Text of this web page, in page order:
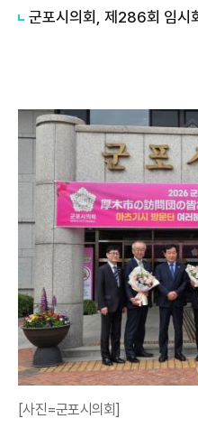
군포시의회, 제286회 임시
[사진=군포시의회]